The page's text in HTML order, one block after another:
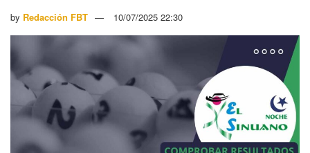
by Redacción FBT 10/07/2025 22:30